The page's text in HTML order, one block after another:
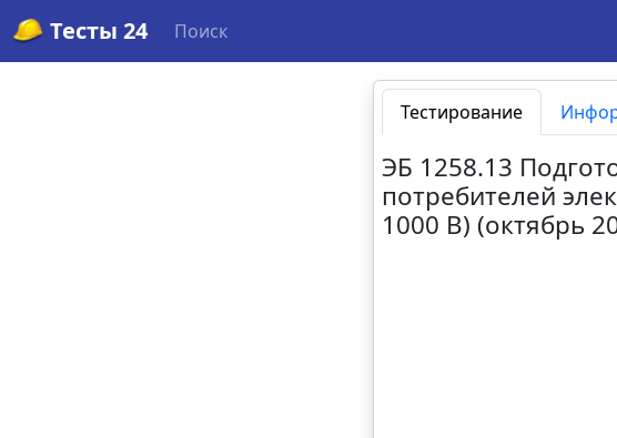
Тесты 24 Поиск
Тестирование
ЭБ 1258.13
потребителей
1000 В) (октябрь